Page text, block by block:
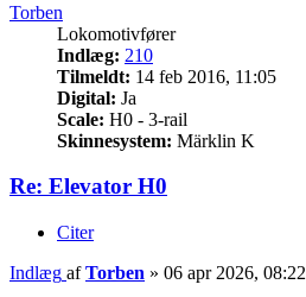
Torben
Lokomotivfører
Indlæg: 210
Tilmeldt: 14 feb 2016, 11:05
Digital: Ja
Scale: H0 - 3-rail
Skinnesystem: Märklin K
Re: Elevator H0
Citer
Indlæg afTorben » 06 apr 2026, 08:22